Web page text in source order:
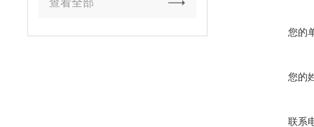
查看全部
您的
您的
联系